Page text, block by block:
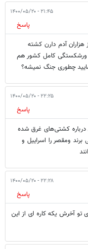
۲۱:۴۵ - ۱۴۰۰/۰۵/۲۰
پاسخ
آدم دارن کشته
ورشکستگی کامل کشور هم
چطوری جنگ نمیشه؟
۲۲:۲۵ - ۱۴۰۰/۰۵/۲۰
پاسخ
درباره کشتی‌های غرق شده
ومقصر را اسراییل و
۲۲:۲۸ - ۱۴۰۰/۰۵/۲۰
پاسخ
آخرش یکه کاره ای از این